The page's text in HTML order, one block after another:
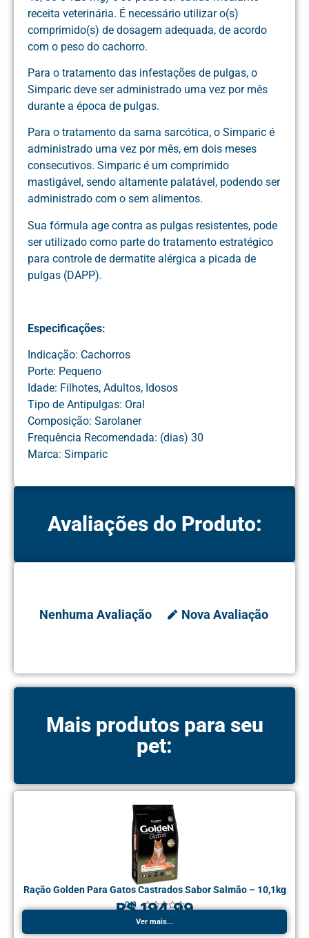
Avaliações do Produto:
receita veterinária. É necessário utilizar o(s)
comprimido(s) de dosagem adequada, de acordo
com o peso do cachorro.
Para o tratamento das infestações de pulgas, o
Simparic deve ser administrado uma vez por mês
durante a época de pulgas.
Para o tratamento da sarna sarcótica, o Simparic é
administrado uma vez por mês, em dois meses
consecutivos. Simparic é um comprimido
mastigável, sendo altamente palatável, podendo ser
administrado com o sem alimentos.
Sua fórmula age contra as pulgas resistentes, pode
ser utilizado como parte do tratamento estratégico
para controle de dermatite alérgica a picada de
pulgas (DAPP).
Especificações:
Indicação: Cachorros
Porte: Pequeno
Idade: Filhotes, Adultos, Idosos
Tipo de Antipulgas: Oral
Composição: Sarolaner
Frequência Recomendada: (dias) 30
Marca: Simparic
Nenhuma Avaliação Nova Avaliação
Mais produtos para seu
pet:
Ração Golden Para Gatos Castrados Sabor Salmão – 10,1kg
0.0 
R$ 194,99
Ver mais...